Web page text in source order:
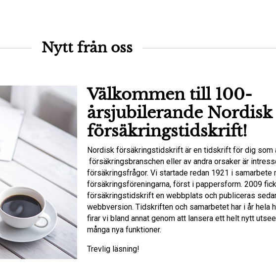
Nytt från oss
Välkommen till 100-
årsjubilerande Nordisk
försäkringstidskrift!
Nordisk försäkringstidskrift är en tidskrift för dig som
försäkringsbranschen eller av andra orsaker är
försäkringsfrågor. Vi startade redan 1921 i samarbete
försäkringsföreningarna, först i pappersform. 2009
försäkringstidskrift en webbplats och publiceras
webbversion. Tidskriften och samarbetet har i år hela
firar vi bland annat genom att lansera ett helt nytt
många nya funktioner.
Trevlig läsning!